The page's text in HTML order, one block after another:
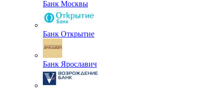
Банк Москвы
Банк Открытие
Банк Ярославич